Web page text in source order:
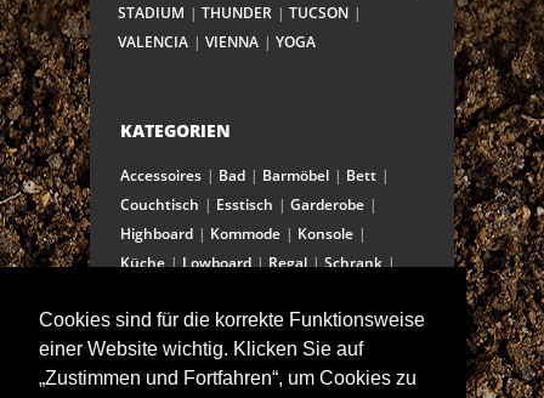
Cookies sind für die korrekte Funktionsweise
einer Website wichtig. Klicken Sie auf
„Zustimmen und Fortfahren“, um Cookies zu
STADIUM
THUNDER
TUCSON
VALENCIA
VIENNA YOGA
KATEGORIEN
Accessoires Bad Barmöbel
Bett
Couchtisch
Esstisch
Garderobe
Highboard
Kommode
Konsole
Küche
Lowboard Regal
Schrank
Stuhl/Bank
Truhe
Vitrine
Wohnwand